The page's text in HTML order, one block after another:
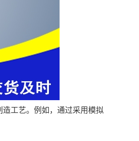
工艺。例如，通过采用模拟